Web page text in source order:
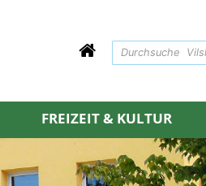
FREIZEIT & KULTUR